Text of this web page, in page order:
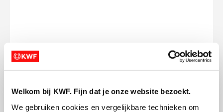
Welkom bij KWF. Fijn dat je onze website bezoekt.
We gebruiken cookies en vergelijkbare technieken om
Ik wil bijdragen aan de transactiekosten
en betaal €0.75 extra.